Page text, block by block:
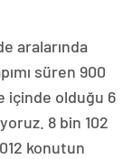
aralarında
süren 900
içinde olduğu 6
8 bin 102
konutun